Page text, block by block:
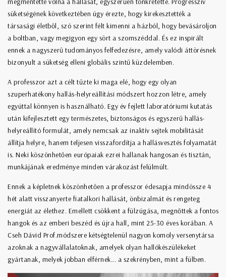
süketségének következtében úgy érezte, hogy kirekesztették a
társasági életből, szó szerint félt kimenni a házból, hogy bevásároljon
a boltban, vagy megigyon egy sört a szomszéddal. És ez inspirált
ennek a nagyszerű tudományos felfedezésre, amely valódi áttörésnek
bizonyult a süketség elleni globális szintű küzdelemben.
A professzor azt a célt tűzte ki maga elé, hogy egy olyan
szuperhatékony hallás-helyreállítási módszert hozzon létre, amely
egyúttal könnyen is használható. Egy év fejlett laboratóriumi kutatás
után kifejlesztett egy természetes, biztonságos és egyszerű hallás-
helyreállító formulát, amely nemcsak az inaktív sejtek mobilitását
állítja helyre, hanem teljesen visszafordítja a hallásvesztés folyamatát
is. Neki köszönhetően európaiak ezrei hallanak hangosan és tisztán,
munkájának eredménye minden várakozást felülmúlt.
Ennek a képletnek köszönhetően a professzor édesapja mindössze 4
hét alatt visszanyerte fiatalkori hallását, önbizalmát és rengeteg
energiát az élethez. Emellett csökkent a fülzúgása, megnőttek a fontos
hangok és az emberi beszéd és újra hall, mint 25-30 éves korában. A
Cseh Dávid Prof.módszere kétségtelenül nagyon komoly versenytársa
azoknak a nagyvállalatoknak, amelyek olyan hallókészülékeket
gyártanak, melyek jobban elférnek... a szekrényben, mint a fülben.